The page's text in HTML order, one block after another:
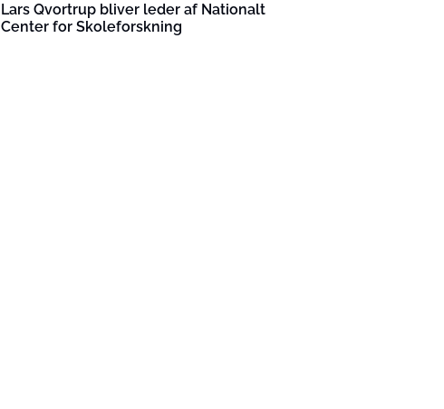
Lars Qvortrup bliver leder af Nationalt
Center for Skoleforskning